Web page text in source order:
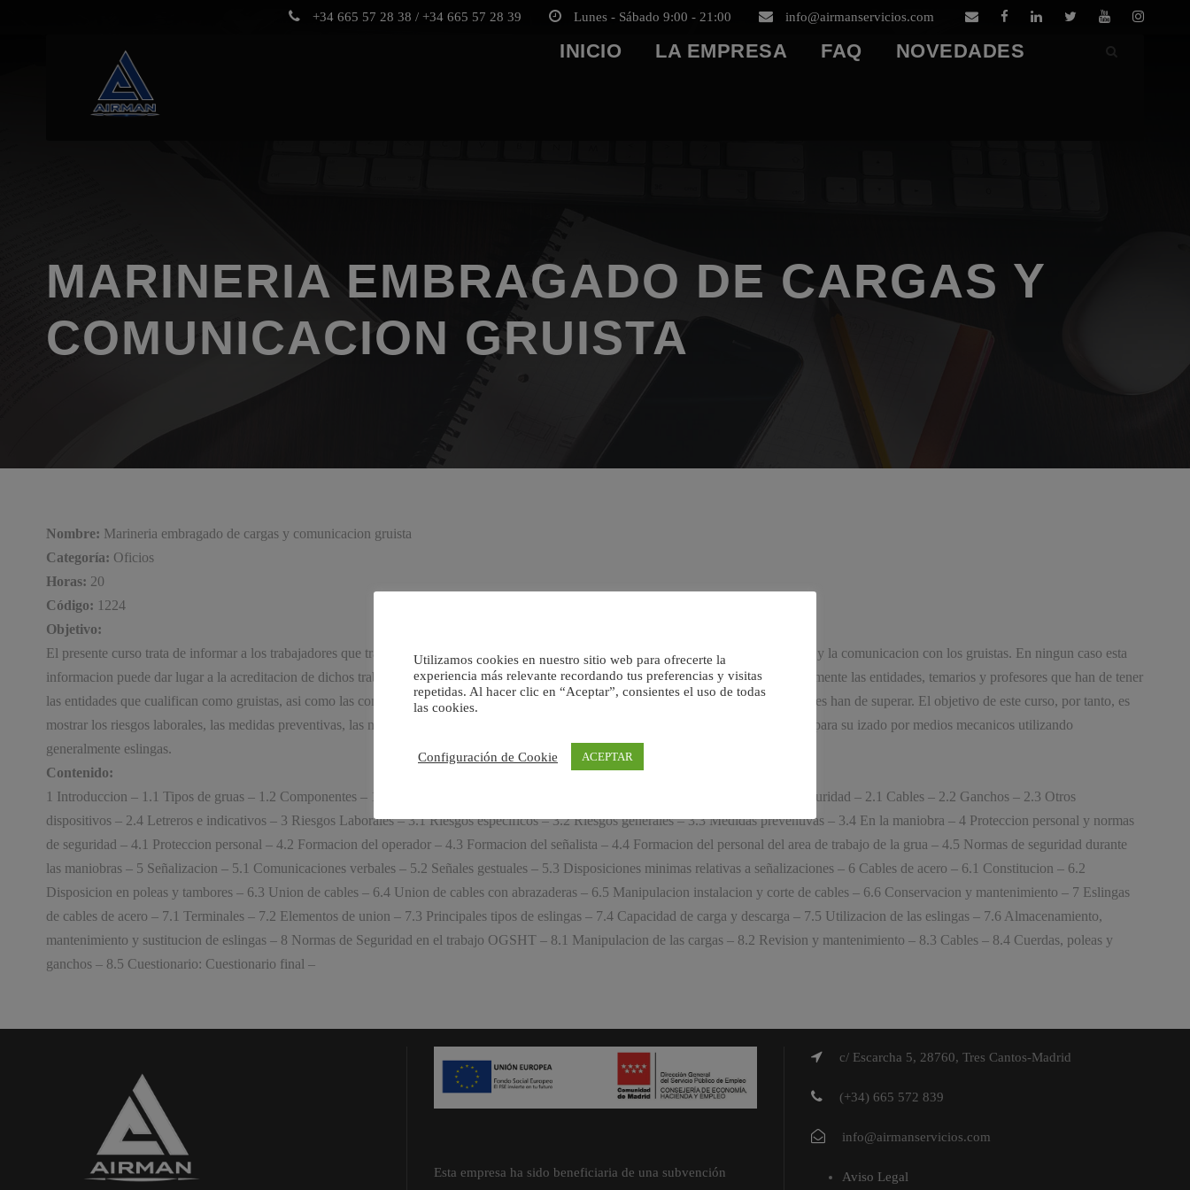
+34 665 57 28 38 / +34 665 57 28 39 Lunes - Sábado 9:00 - 21:00 info@airmanservicios.com
INICIO LA EMPRESA FAQ NOVEDADES
MARINERIA EMBRAGADO DE CARGAS Y
COMUNICACION GRUISTA
Nombre: Marineria embragado de cargas y comunicacion gruista
Categoría: Oficios
Horas: 20
Código: 1224
Objetivo:
El presente curso trata de informar a los trabajadores que trabajan en el entorno de las gruas, siendo sus cometidos el embragado de cargas y la comunicacion con los gruistas. En ningun caso esta
informacion puede dar lugar a la acreditacion de dichos trabajadores como gruistas ya que la legislacion en la materia determina especificamente las entidades, temarios y profesores que han de tener
las entidades que cualifican como gruistas, asi como las condiciones y protocolos de vigilancia especifica de la salud que dichos trabajadores han de superar. El objetivo de este curso, por tanto, es
mostrar los riesgos laborales, las medidas preventivas, las normas de seguridad y las maniobras prohibidas a la hora de preparar una carga para su izado por medios mecanicos utilizando
generalmente eslingas.
Contenido:
1 Introduccion – 1.1 Tipos de gruas – 1.2 Componentes – 1.3 Parametros – 1.4 Operaciones – 1.5 Partes interesadas – 2 Elementos de seguridad – 2.1 Cables – 2.2 Ganchos – 2.3 Otros
dispositivos – 2.4 Letreros e indicativos – 3 Riesgos Laborales – 3.1 Riesgos especificos – 3.2 Riesgos generales – 3.3 Medidas preventivas – 3.4 En la maniobra – 4 Proteccion personal y normas
de seguridad – 4.1 Proteccion personal – 4.2 Formacion del operador – 4.3 Formacion del señalista – 4.4 Formacion del personal del area de trabajo de la grua – 4.5 Normas de seguridad durante
las maniobras – 5 Señalizacion – 5.1 Comunicaciones verbales – 5.2 Señales gestuales – 5.3 Disposiciones minimas relativas a señalizaciones – 6 Cables de acero – 6.1 Constitucion – 6.2
Disposicion en poleas y tambores – 6.3 Union de cables – 6.4 Union de cables con abrazaderas – 6.5 Manipulacion instalacion y corte de cables – 6.6 Conservacion y mantenimiento – 7 Eslingas
de cables de acero – 7.1 Terminales – 7.2 Elementos de union – 7.3 Principales tipos de eslingas – 7.4 Capacidad de carga y descarga – 7.5 Utilizacion de las eslingas – 7.6 Almacenamiento,
mantenimiento y sustitucion de eslingas – 8 Normas de Seguridad en el trabajo OGSHT – 8.1 Manipulacion de las cargas – 8.2 Revision y mantenimiento – 8.3 Cables – 8.4 Cuerdas, poleas y
ganchos – 8.5 Cuestionario: Cuestionario final –
Esta empresa ha sido beneficiaria de una subvención
c/ Escarcha 5, 28760, Tres Cantos-Madrid
(+34) 665 572 839
info@airmanservicios.com
Aviso Legal
Utilizamos cookies en nuestro sitio web para ofrecerte la
experiencia más relevante recordando tus preferencias y visitas
repetidas. Al hacer clic en “Aceptar”, consientes el uso de todas
las cookies.
Configuración de Cookie ACEPTAR